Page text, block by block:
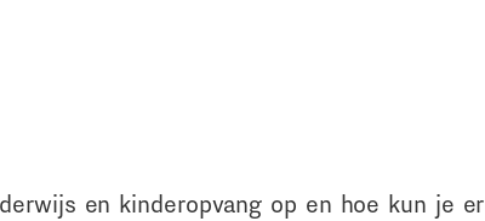
en kinderopvang op en hoe kun je er